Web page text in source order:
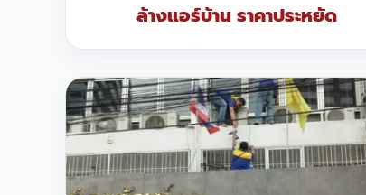
ล้างแอร์บ้าน ราคาประหยัด